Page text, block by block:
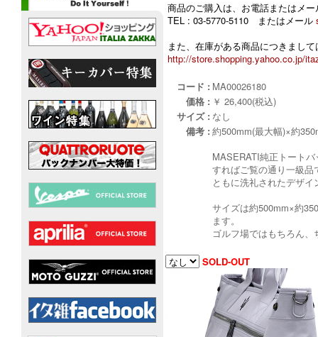
商品のご購入は、お電話またはメ
TEL : 03-5770-5110 またはメール
また、在庫がある商品につきまし
http://store.shopping.yahoo.co.jp/
コード : MA00026180
価格 : ￥ 26,400(税込)
サイズ : なし
備考 : 約500mm(最大幅)×約
MASERATI純正トート
すればご覧の通り一級
ともに洗礼されたデザ
サイズは約500mm×約
ます。
ゴルフ場ではもちろん
SOLD-OUT